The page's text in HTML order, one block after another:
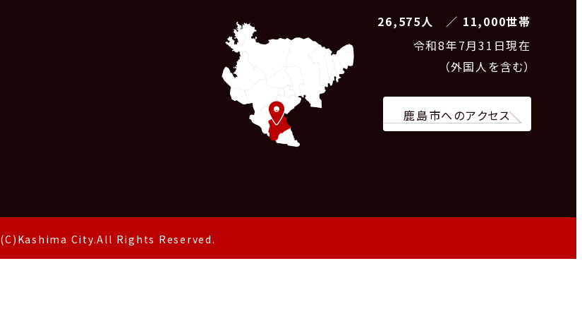
26,575人 ／ 11,000世帯
令和8年7月31日現在
（外国人を含む）
鹿島市へのアクセス
(C)Kashima City.All Rights Reserved.